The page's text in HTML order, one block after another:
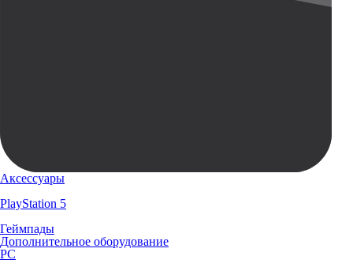
Аксессуары
PlayStation 5
Геймпады
Дополнительное оборудование
PC